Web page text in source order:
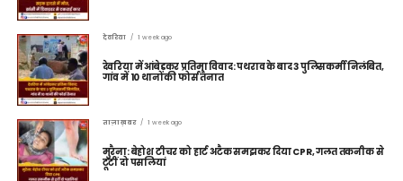
देवरिया 1 week ago
देवरिया में आंबेडकर प्रतिमा विवाद: पथराव के बाद 3 पुलिसकर्मी निलंबित,
गांव में 10 थानों की फोर्स तैनात
ताज़ा ख़बर 1 week ago
मुरैना: बेहोश टीचर को हार्ट अटैक समझकर दिया CPR, गलत तकनीक से
टूटीं दो पसलियां